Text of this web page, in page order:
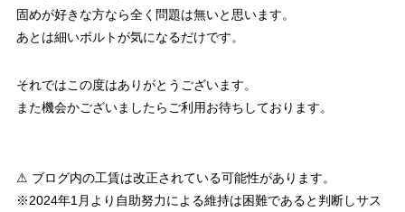
固めが好きな方なら全く問題は無いと思います。
あとは細いボルトが気になるだけです。
それではこの度はありがとうございます。
また機会かございましたらご利用お待ちしております。
⚠ ブログ内の工賃は改正されている可能性があります。
※2024年1月より自助努力による維持は困難であると判断しサス